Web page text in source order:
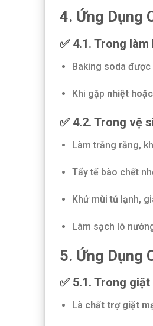
4. Ứng Dụng
✅ 4.1. Trong làm
Baking soda được
Khi gặp nhiệt
✅ 4.2. Trong vệ
Làm trắng răng,
Tẩy tế bào chết
Khử mùi tủ lạnh,
Làm sạch lò
5. Ứng Dụng
✅ 5.1. Trong
Là chất trợ giặt